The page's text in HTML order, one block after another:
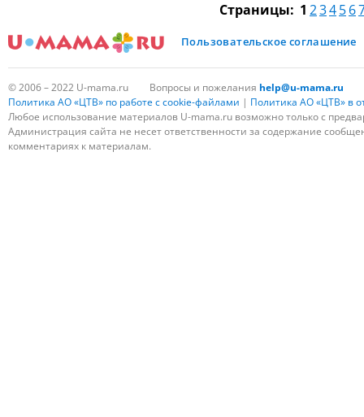
Страницы: 1 23456
Пользовательское соглашение
© 2006 – 2022 U-mama.ru Вопросы и пожелания help@u-mama.ru
Политика АО «ЦТВ» по работе с cookie-файлами | Политика АО «ЦТВ» в
Любое использование материалов U-mama.ru возможно только с
Администрация сайта не несет ответственности за содержание
комментариях к материалам.